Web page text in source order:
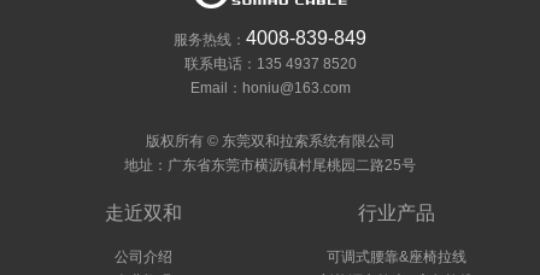
服务热线： 4008-839-849
联系电话：135 4937 8520
Email：honiu@163.com
版权所有 © 东莞双和拉索系统有限公司
地址：广东省东莞市横沥镇村尾桃园二路25号
走近双和
公司介绍
行业产品
可调式腰靠&座椅拉线